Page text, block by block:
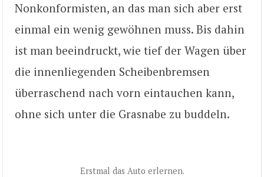
Nonkonformisten, an das man sich aber erst
einmal ein wenig gewöhnen muss. Bis dahin
ist man beeindruckt, wie tief der Wagen über
die innenliegenden Scheibenbremsen
überraschend nach vorn eintauchen kann,
ohne sich unter die Grasnabe zu buddeln.
Erstmal das Auto erlernen.